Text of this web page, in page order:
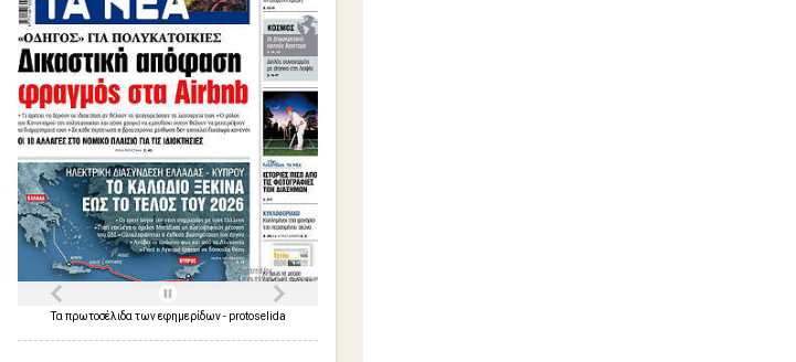
Τα πρωτοσέλιδα τωνεφημερίδων- protoselida